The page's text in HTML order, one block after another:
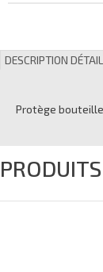
DESCRIPTION
Protège